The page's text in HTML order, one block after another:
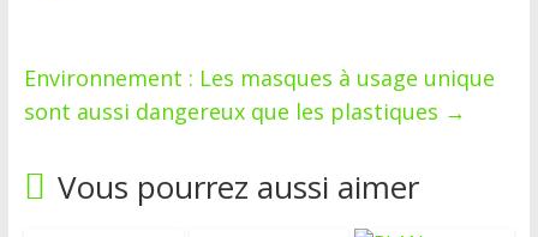
Environnement : Les masques à usage unique
sont aussi dangereux que les plastiques →
Vous pourrez aussi aimer